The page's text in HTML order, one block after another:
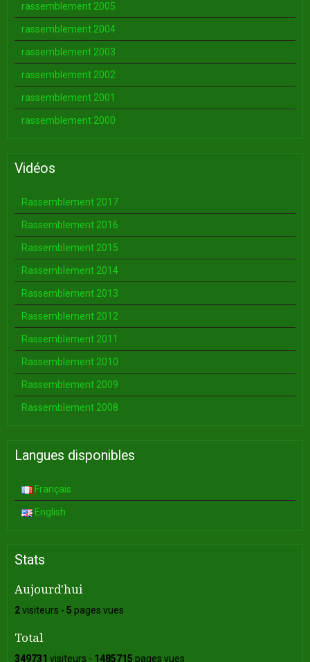
rassemblement 2005
rassemblement 2004
rassemblement 2003
rassemblement 2002
rassemblement 2001
rassemblement 2000
Vidéos
Rassemblement 2017
Rassemblement 2016
Rassemblement 2015
Rassemblement 2014
Rassemblement 2013
Rassemblement 2012
Rassemblement 2011
Rassemblement 2010
Rassemblement 2009
Rassemblement 2008
Langues disponibles
Français
English
Stats
Aujourd'hui
2visiteurs - 5 pages vues
Total
349731 visiteurs - 1485715 pages vues